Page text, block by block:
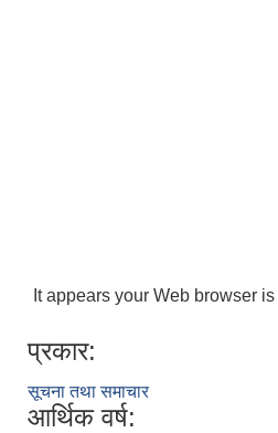
It appears your Web browser
प्रकार:
सूचना तथा समाचार
आर्थिक वर्ष: